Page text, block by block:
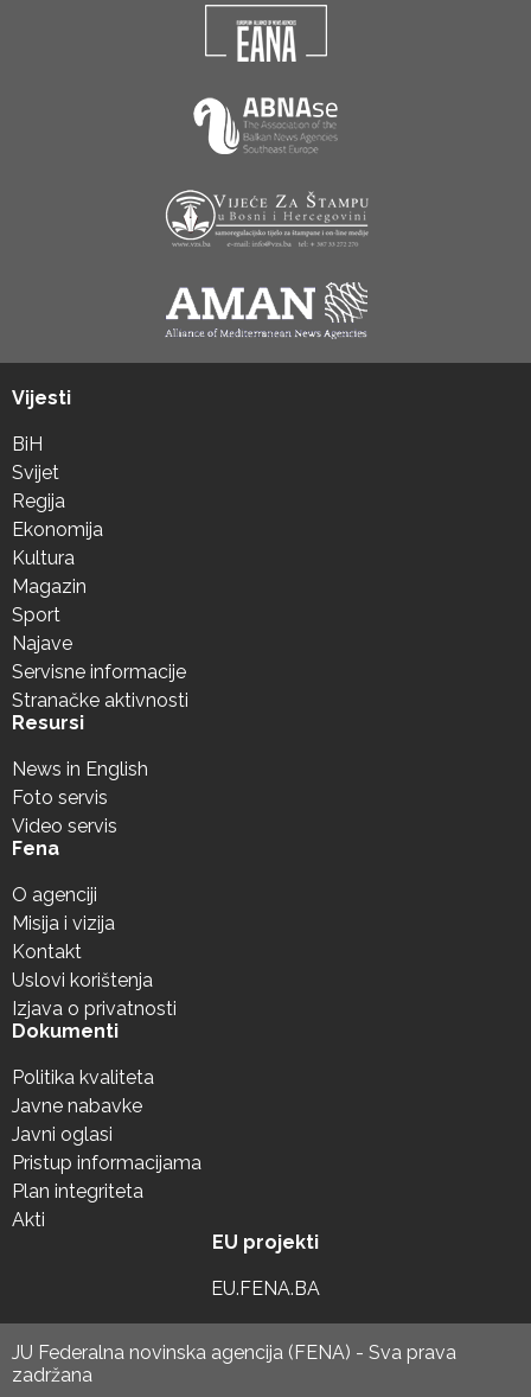
Vijesti
BiH
Svijet
Regija
Ekonomija
Kultura
Magazin
Sport
Najave
Servisne informacije
Stranačke aktivnosti
Resursi
News in English
Foto servis
Video servis
Fena
O agenciji
Misija i vizija
Kontakt
Uslovi korištenja
Izjava o privatnosti
Dokumenti
Politika kvaliteta
Javne nabavke
Javni oglasi
Pristup informacijama
Plan integriteta
Akti
EU projekti
EU.FENA.BA
JU Federalna novinska agencija (FENA) - Sva prava
zadržana